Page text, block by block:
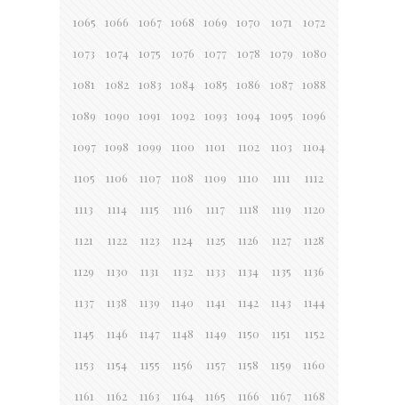
1065 1066 1067 1068 1069 1070 1071 1072
1073 1074 1075 1076 1077 1078 1079 1080
1081 1082 1083 1084 1085 1086 1087 1088
1089 1090 1091 1092 1093 1094 1095 1096
1097 1098 1099 1100 1101 1102 1103 1104
1105 1106 1107 1108 1109 1110 1111 1112
1113 1114 1115 1116 1117 1118 1119 1120
1121 1122 1123 1124 1125 1126 1127 1128
1129 1130 1131 1132 1133 1134 1135 1136
1137 1138 1139 1140 1141 1142 1143 1144
1145 1146 1147 1148 1149 1150 1151 1152
1153 1154 1155 1156 1157 1158 1159 1160
1161 1162 1163 1164 1165 1166 1167 1168